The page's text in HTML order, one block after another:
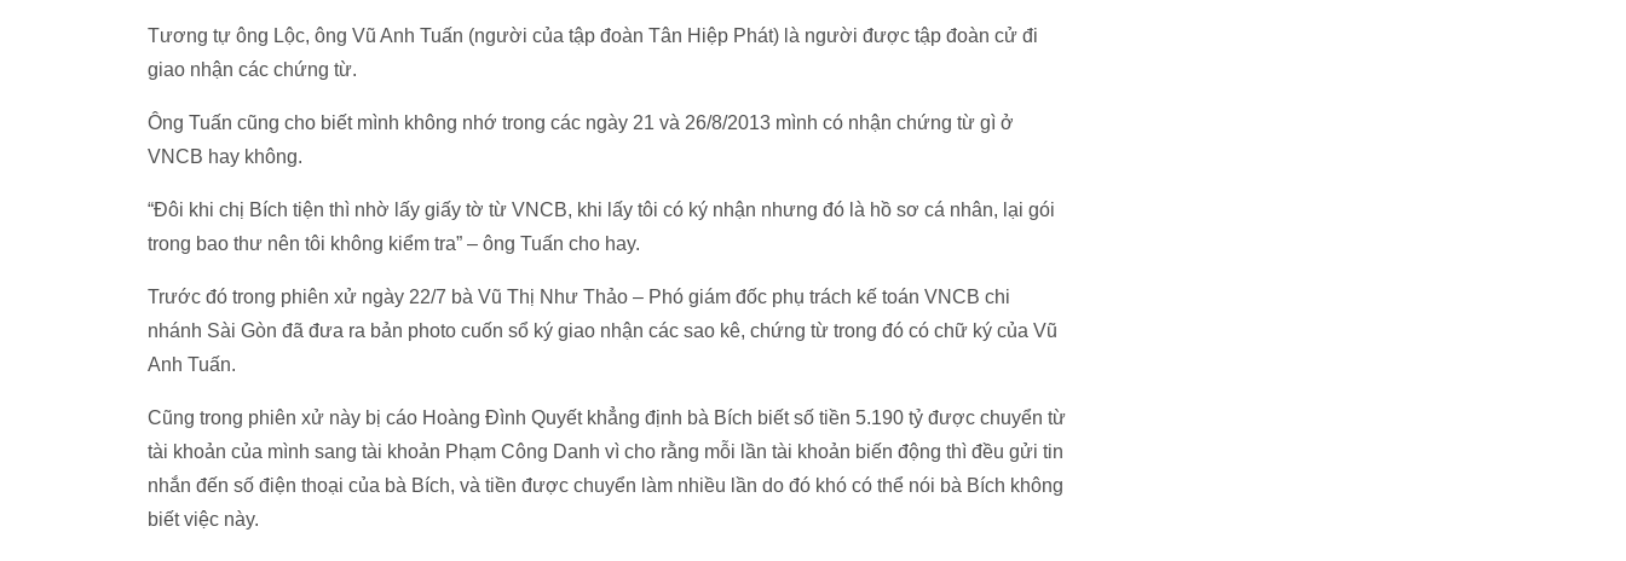
Tương tự ông Lộc, ông Vũ Anh Tuấn (người của tập đoàn Tân Hiệp Phát) là người được tập đoàn cử đi
giao nhận các chứng từ.
Ông Tuấn cũng cho biết mình không nhớ trong các ngày 21 và 26/8/2013 mình có nhận chứng từ gì ở
VNCB hay không.
“Đôi khi chị Bích tiện thì nhờ lấy giấy tờ từ VNCB, khi lấy tôi có ký nhận nhưng đó là hồ sơ cá nhân, lại gói
trong bao thư nên tôi không kiểm tra” – ông Tuấn cho hay.
Trước đó trong phiên xử ngày 22/7 bà Vũ Thị Như Thảo – Phó giám đốc phụ trách kế toán VNCB chi
nhánh Sài Gòn đã đưa ra bản photo cuốn sổ ký giao nhận các sao kê, chứng từ trong đó có chữ ký của Vũ
Anh Tuấn.
Cũng trong phiên xử này bị cáo Hoàng Đình Quyết khẳng định bà Bích biết số tiền 5.190 tỷ được chuyển từ
tài khoản của mình sang tài khoản Phạm Công Danh vì cho rằng mỗi lần tài khoản biến động thì đều gửi tin
nhắn đến số điện thoại của bà Bích, và tiền được chuyển làm nhiều lần do đó khó có thể nói bà Bích không
biết việc này.